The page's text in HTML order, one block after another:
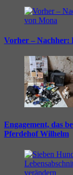
Vorher – Nachher:
Engagement, das
Pferdehof Wilhelm